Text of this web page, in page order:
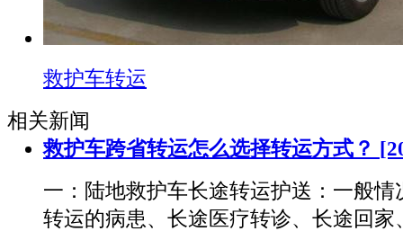
救护车转运
相关新闻
救护车跨省转运怎么选择转运方式？
一：陆地救护车长途转运护送：一般情
转运的病患、长途医疗转诊、长途回家